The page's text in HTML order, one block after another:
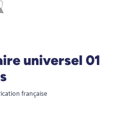
universel 01
française